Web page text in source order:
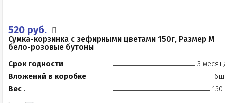
520 руб.
Сумка-корзинка с зефирными цветами 150г, Размер М
бело-розовые бутоны
Срок годности
3
Вложений в коробке
Вес
150